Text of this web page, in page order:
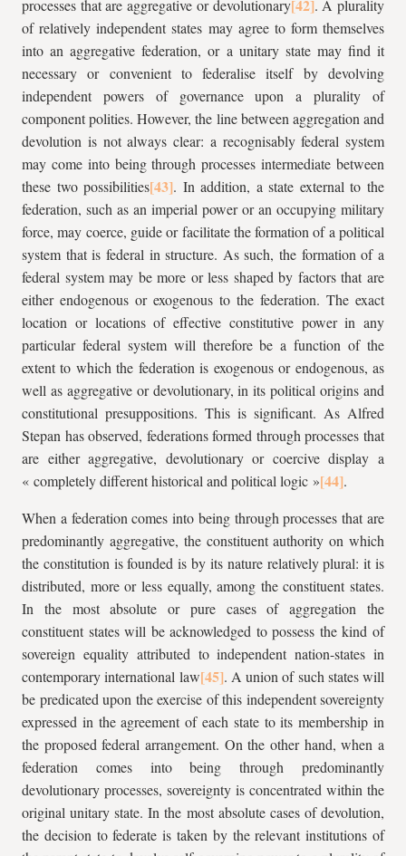
processes that are aggregative or devolutionary
. A plurality
of relatively independent states may agree to form themselves
into an aggregative federation, or a unitary state may find it
necessary or convenient to federalise itself by devolving
independent powers of governance upon a plurality of
component polities. However, the line between aggregation and
devolution is not always clear: a recognisably federal system
may come into being through processes intermediate between
these two possibilities
. In addition, a state external to the
federation, such as an imperial power or an occupying military
force, may coerce, guide or facilitate the formation of a political
system that is federal in structure. As such, the formation of a
federal system may be more or less shaped by factors that are
either endogenous or exogenous to the federation. The exact
location or locations of effective constitutive power in any
particular federal system will therefore be a function of the
extent to which the federation is exogenous or endogenous, as
well as aggregative or devolutionary, in its political origins and
constitutional presuppositions. This is significant. As Alfred
Stepan has observed, federations formed through processes that
are either aggregative, devolutionary or coercive display a
« completely different historical and political logic »
.
When a federation comes into being through processes that are
predominantly aggregative, the constituent authority on which
the constitution is founded is by its nature relatively plural: it is
distributed, more or less equally, among the constituent states.
In the most absolute or pure cases of aggregation the
constituent states will be acknowledged to possess the kind of
sovereign equality attributed to independent nation-states in
contemporary international law
. A union of such states will
be predicated upon the exercise of this independent sovereignty
expressed in the agreement of each state to its membership in
the proposed federal arrangement. On the other hand, when a
federation comes into being through predominantly
devolutionary processes, sovereignty is concentrated within the
original unitary state. In the most absolute cases of devolution,
the decision to federate is taken by the relevant institutions of